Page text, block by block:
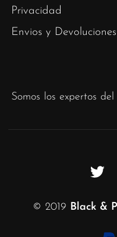
Privacidad
Envios y Devoluciones
Somos los expertos del
© 2019 Black &